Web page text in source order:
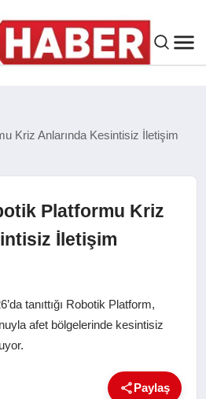
Kriz Anlarında Kesintisiz İletişim
Platformu Kriz
İletişim
tanıttığı Robotik Platform,
afet bölgelerinde kesintisiz
Paylaş